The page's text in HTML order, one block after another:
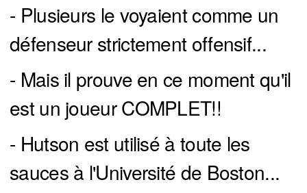
- Plusieurs le voyaient comme un
défenseur strictement offensif...
- Mais il prouve en ce moment qu'il
est un joueur COMPLET!!
- Hutson est utilisé à toute les
sauces à l'Université de Boston...